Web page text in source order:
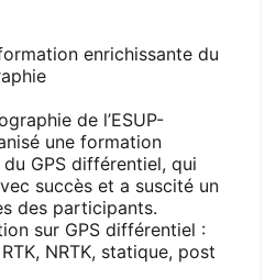
enrichissante du
de l’ESUP-
une formation
GPS différentiel, qui
succès et a suscité un
des participants.
sur GPS différentiel :
NRTK, statique, post